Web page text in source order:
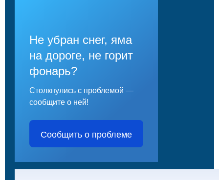
Не убран снег, яма
на дороге, не горит
фонарь?
Столкнулись с проблемой —
сообщите о ней!
Сообщить о проблеме